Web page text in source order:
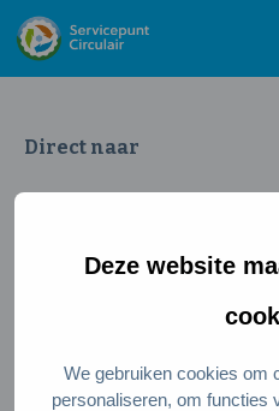
Deze website
We gebruiken cookies om
personaliseren, om functies
Direct naar
Wat is een circulaire
Meedoen als ondernemer
Circulaire producten en
Wie zijn wij?